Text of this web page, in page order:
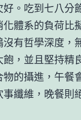
。吃到七八分
體系的負荷比
有哲學深度，
，並且堅持精
的攝進，午餐
事纖維，晚餐則